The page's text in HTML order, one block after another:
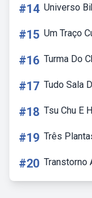
#14 Universo
#15 Um Traço
#16 Turma Do
#17 Tudo Sala
#18 Tsu Chu E
#19 Três
#20 Transtorno